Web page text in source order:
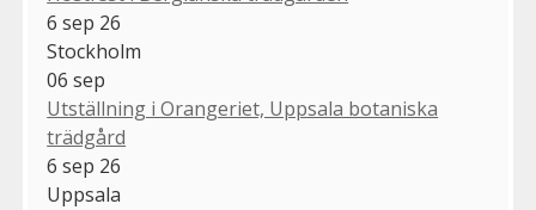
6 sep 26
Stockholm
06 sep
Utställning i Orangeriet, Uppsala botaniska
trädgård
6 sep 26
Uppsala